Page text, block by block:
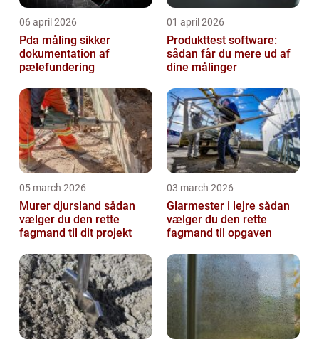
06 april 2026
Pda måling sikker
dokumentation af
pælefundering
01 april 2026
Produkttest software:
sådan får du mere ud af
dine målinger
05 march 2026
Murer djursland sådan
vælger du den rette
fagmand til dit projekt
03 march 2026
Glarmester i lejre sådan
vælger du den rette
fagmand til opgaven